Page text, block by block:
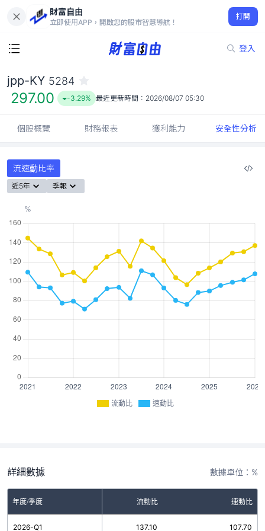
財富自由
立即使用APP，開啟您的股市智慧導航！
打開
登入
297.00
-3.29%
jpp-KY 5284
297.00 -3.29% 最近更新時間： 2026/08/07 05:30
個股概覽 財務報表 獲利能力 安全性分析
流速動比率
近5年 季報
流動比 速動比
詳細數據 數據單位：%
年度/季度 流動比 速動比
2026-Q1 137.10 107.70